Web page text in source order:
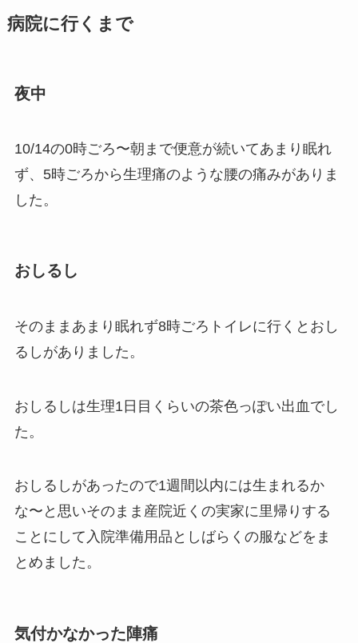
病院に行くまで
夜中
10/14の0時ごろ〜朝まで便意が続いてあまり眠れ
ず、5時ごろから生理痛のような腰の痛みがありま
した。
おしるし
そのままあまり眠れず8時ごろトイレに行くとおし
るしがありました。
おしるしは生理1日目くらいの茶色っぽい出血でし
た。
おしるしがあったので1週間以内には生まれるか
な〜と思いそのまま産院近くの実家に里帰りする
ことにして入院準備用品としばらくの服などをま
とめました。
気付かなかった陣痛